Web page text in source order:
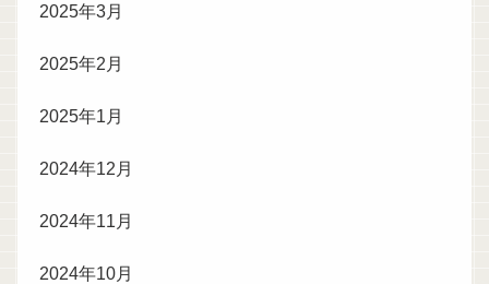
2025年3月
2025年2月
2025年1月
2024年12月
2024年11月
2024年10月